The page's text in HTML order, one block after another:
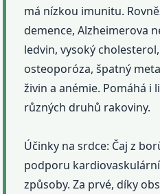
má nízkou imunitu.
demence, Alzheimerova
ledvin, vysoký
osteoporóza, špatný
živin a anémie. Pomáhá i
různých druhů rakoviny.
Účinky na srdce: Čaj z
podporu
způsoby. Za prvé, díky